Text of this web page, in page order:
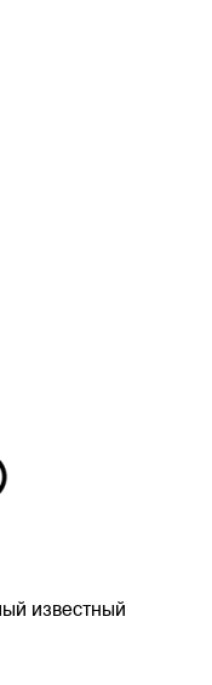
известный